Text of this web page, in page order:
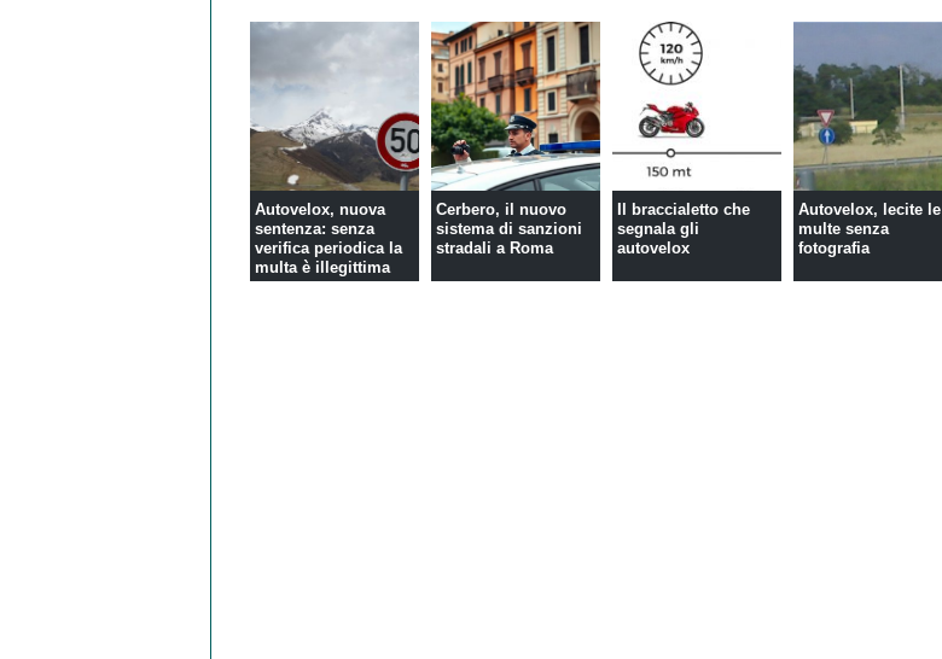
Autovelox, nuova
sentenza: senza
verifica periodica la
multa è illegittima
Cerbero, il nuovo
sistema di sanzioni
stradali a Roma
Il braccialetto che
segnala gli
autovelox
Autovelox, lecite le
multe senza
fotografia